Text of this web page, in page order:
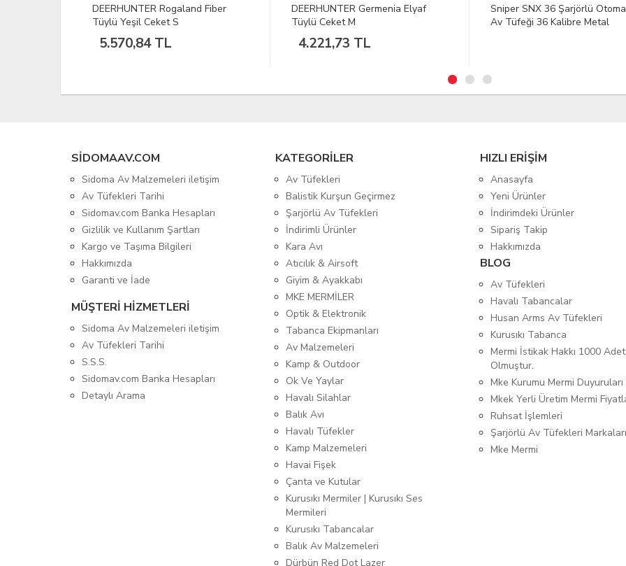
DEERHUNTER Germenia Elyaf
Tüylü Ceket M
4.221,73 TL
Sniper SNX 36 Şarjörlü Otomatik
Av Tüfeği 36 Kalibre Metal
Kundaklı Beyaz Krom
VAV Tacflex-11F Su İtici
Pantolon Bej L
SIDOMAAV.COM
Sidoma Av Malzemeleri iletişim
Av Tüfekleri Tarihi
Sidomav.com Banka Hesapları
Gizlilik ve Kullanım Şartları
Kargo ve Taşıma Bilgileri
Hakkımızda
Garanti ve İade
MÜŞTERİ HİZMETLERİ
Sidoma Av Malzemeleri iletişim
Av Tüfekleri Tarihi
S.S.S.
Sidomav.com Banka Hesapları
Detaylı Arama
KATEGORİLER
Av Tüfekleri
Balistik Kurşun Geçirmez
Şarjörlü Av Tüfekleri
İndirimli Ürünler
Kara Avı
Atıcılık & Airsoft
Giyim & Ayakkabı
MKE MERMİLER
Optik & Elektronik
Tabanca Ekipmanları
Av Malzemeleri
Kamp & Outdoor
Ok Ve Yaylar
Havalı Silahlar
Balık Avı
Havalı Tüfekler
Kamp Malzemeleri
Havai Fişek
Çanta ve Kutular
Kurusıkı Mermiler | Kurusıkı Ses
Mermileri
Kurusıkı Tabancalar
Balık Av Malzemeleri
Dürbün Red Dot Lazer
HIZLI ERİŞİM
Anasayfa
Yeni Ürünler
İndirimdeki Ürünler
Sipariş Takip
Hakkımızda
BLOG
Av Tüfekleri
Havalı Tabancalar
Husan Arms Av Tüfekleri
Kurusıkı Tabanca
Mermi İstikak Hakkı 1000 Adet
Olmuştur.
Mke Kurumu Mermi
Mkek Yerli Üretim Mermi
Ruhsat İşlemleri
Şarjörlü Av Tüfekleri Markaları
Mke Mermi